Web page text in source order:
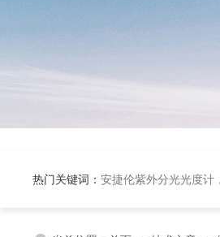
热门关键词： 安捷伦紫外分光光度计，安捷伦红外光谱仪，